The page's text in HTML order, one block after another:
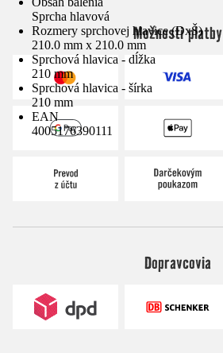
Sprcha hlavová
Rozmery sprchovej hlavice (DxŠ)
210.0 mm x 210.0 mm
Sprchová hlavica - dĺžka
210 mm
Sprchová hlavica - šírka
210 mm
EAN
4005176390111
Možnosti platby
Dopravcovia